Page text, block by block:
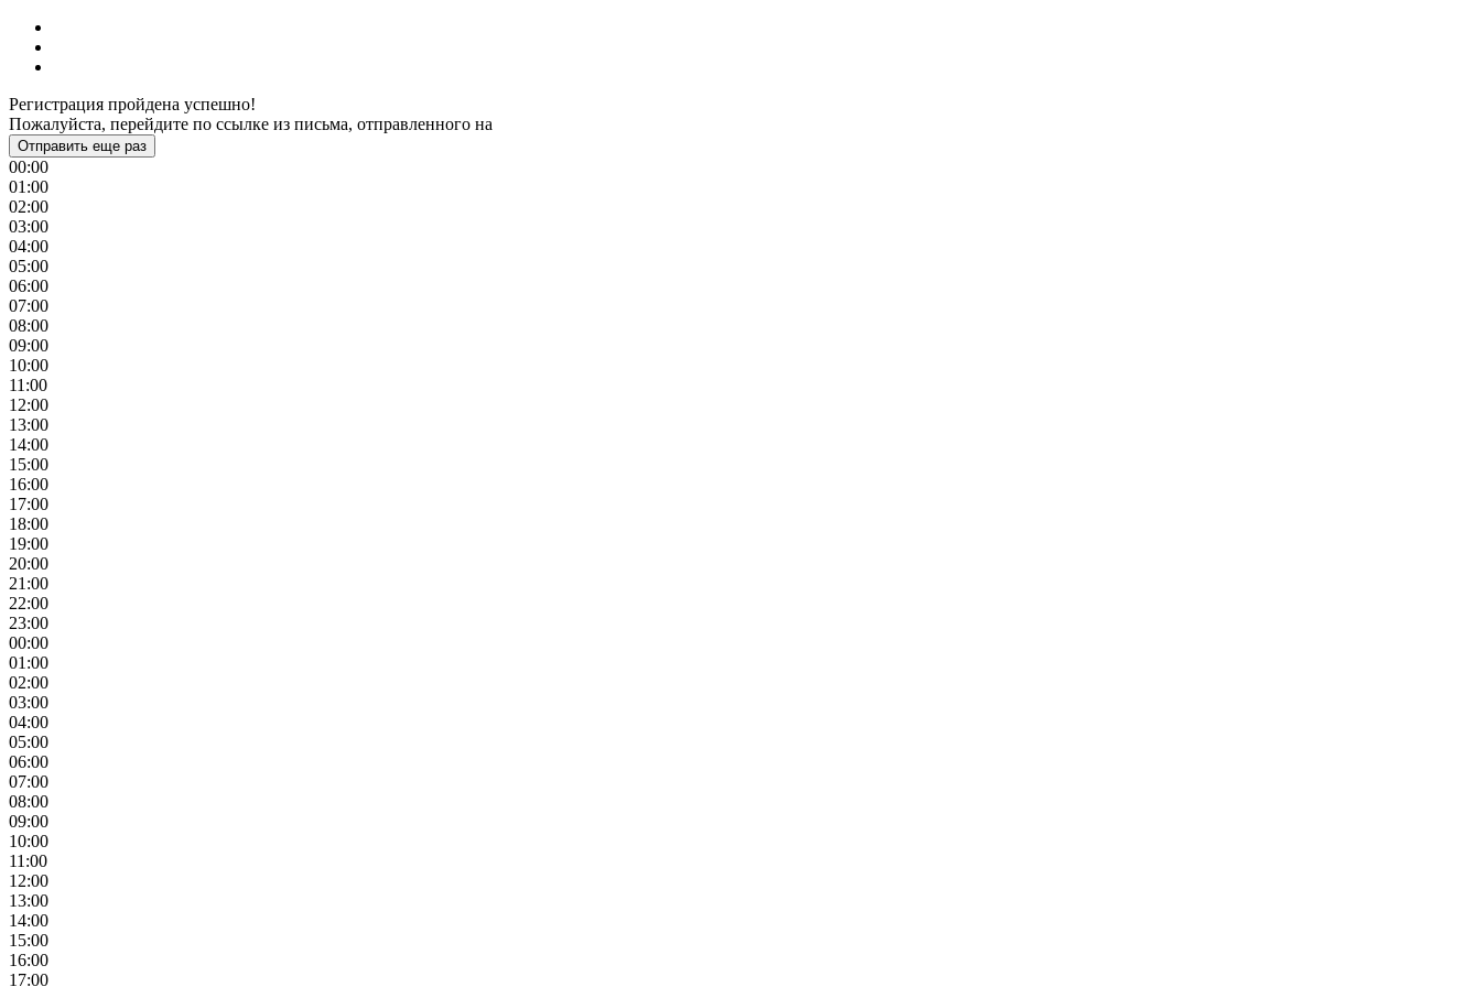
Регистрация пройдена успешно!
Пожалуйста, перейдите по ссылке из письма, отправленного на
Отправить еще раз
00:00
01:00
02:00
03:00
04:00
05:00
06:00
07:00
08:00
09:00
10:00
11:00
12:00
13:00
14:00
15:00
16:00
17:00
18:00
19:00
20:00
21:00
22:00
23:00
00:00
01:00
02:00
03:00
04:00
05:00
06:00
07:00
08:00
09:00
10:00
11:00
12:00
13:00
14:00
15:00
16:00
17:00